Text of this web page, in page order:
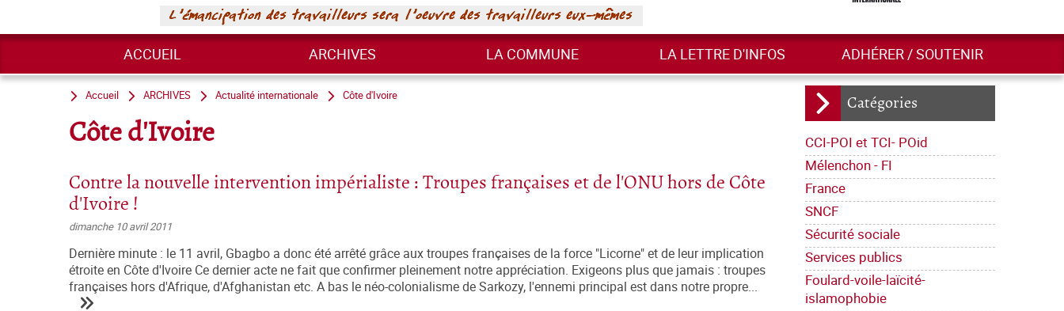
ACCUEIL ARCHIVES LA COMMUNE LA LETTRE D'INFOS ADHÉRER / SOUTENIR
Catégories
CCI-POI et TCI- POid
Mélenchon - FI
France
SNCF
Sécurité sociale
Services publics
Foulard-voile-laïcité-
islamophobie
Accueil ARCHIVES Actualité internationale Côte d'Ivoire
Côte d'Ivoire
Contre la nouvelle intervention impérialiste : Troupes françaises et de l'ONU hors de Côte
d'Ivoire !
dimanche 10 avril 2011
Dernière minute : le 11 avril, Gbagbo a donc été arrêté grâce aux troupes françaises de la force "Licorne" et de leur implication
étroite en Côte d'Ivoire Ce dernier acte ne fait que confirmer pleinement notre appréciation. Exigeons plus que jamais : troupes
françaises hors d'Afrique, d'Afghanistan etc. A bas le néo-colonialisme de Sarkozy, l'ennemi principal est dans notre propre...